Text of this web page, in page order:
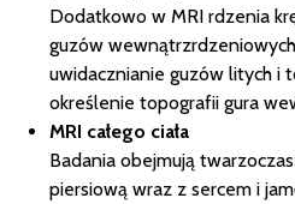
Dodatkowo w MRI rdzenia
guzów
uwidacznianie guzów litych i
określenie topografii gura
MRI całego ciała
Badania obejmują
piersiową wraz z sercem i